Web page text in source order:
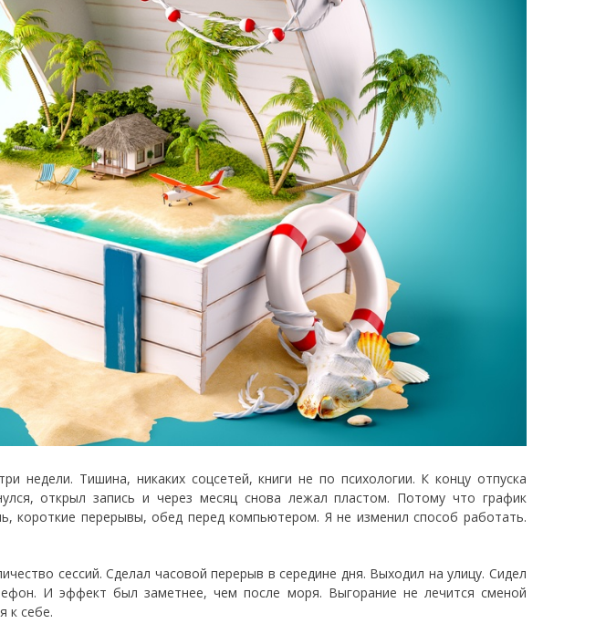
недели. Тишина, никаких соцсетей, книги не по психологии. К концу отпуска
открыл запись и через месяц снова лежал пластом. Потому что график
короткие перерывы, обед перед компьютером. Я не изменил способ работать.
сессий. Сделал часовой перерыв в середине дня. Выходил на улицу. Сидел
И эффект был заметнее, чем после моря. Выгорание не лечится сменой
к себе.